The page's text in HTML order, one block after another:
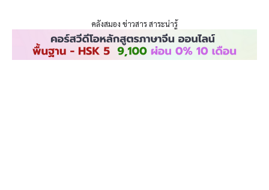
คลังสมอง ข่าวสาร สาระน่ารู้